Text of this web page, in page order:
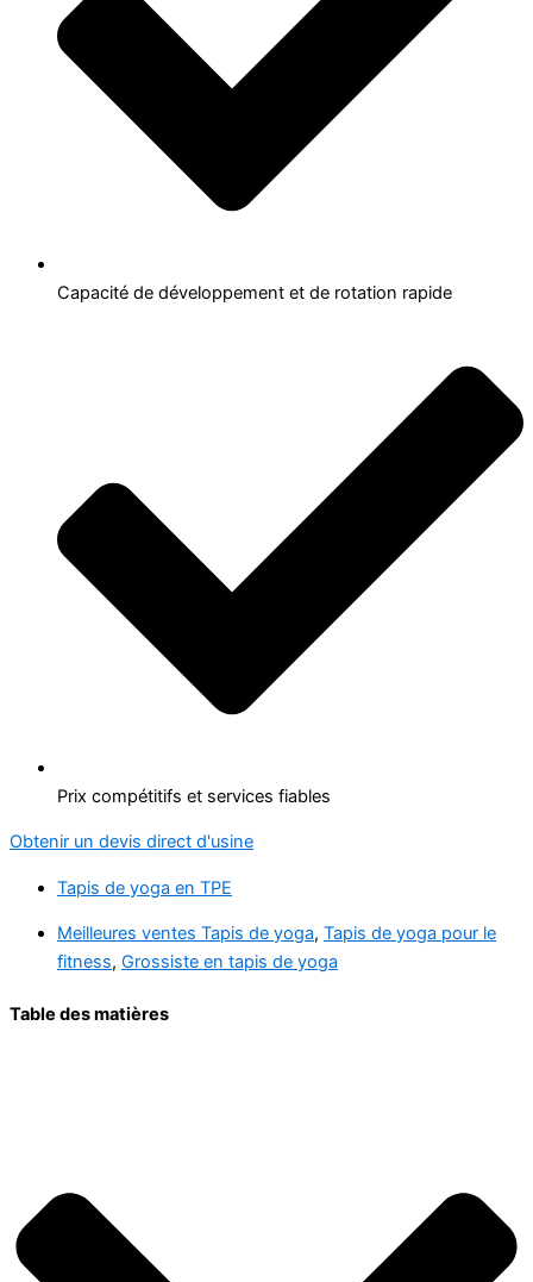
Capacité de développement et de rotation rapide
Prix compétitifs et services fiables
Obtenir un devis direct d'usine
Tapis de yoga en TPE
Meilleures ventes Tapis de yoga, Tapis de yoga pour le
fitness, Grossiste en tapis de yoga
Table des matières